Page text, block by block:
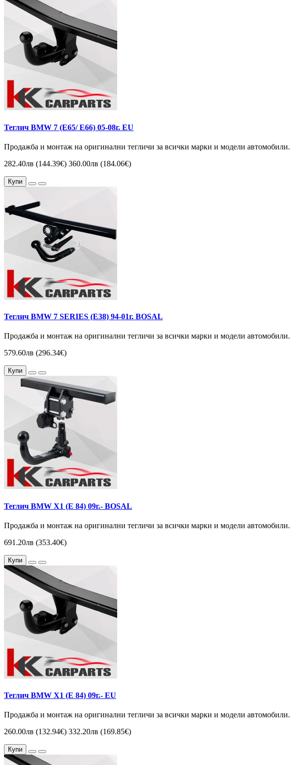
Теглич BMW 7 (E65/ E66) 05-08г. EU
Продажба и монтаж на оригинални тегличи за всички марки и модели
282.40лв (144.39€) 360.00лв (184.06€)
Купи
Теглич BMW 7 SERIES (Е38) 94-01г. BOSAL
Продажба и монтаж на оригинални тегличи за всички марки и модели
579.60лв (296.34€)
Купи
Теглич BMW X1 (Е 84) 09г.- BOSAL
Продажба и монтаж на оригинални тегличи за всички марки и модели
691.20лв (353.40€)
Купи
Теглич BMW X1 (Е 84) 09г.- EU
Продажба и монтаж на оригинални тегличи за всички марки и модели
260.00лв (132.94€) 332.20лв (169.85€)
Купи